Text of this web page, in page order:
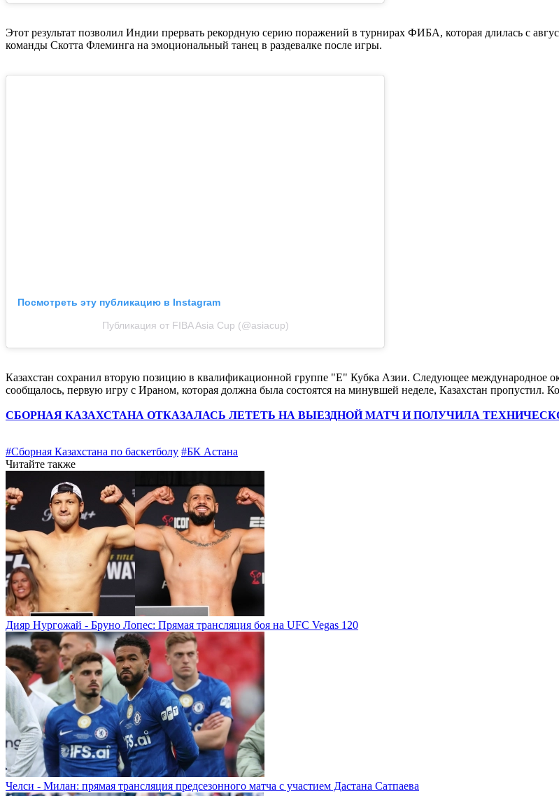
Этот результат позволил Индии прервать рекордную серию поражений в турнирах ФИБА, которая длилась с
команды Скотта Флеминга на эмоциональный танец в раздевалке после игры.
Посмотреть эту публикацию в Instagram
Публикация от FIBA Asia Cup (@asiacup)
Казахстан сохранил вторую позицию в квалификационной группе "Е" Кубка Азии. Следующее международное
сообщалось, первую игру с Ираном, которая должна была состоятся на минувшей неделе, Казахстан пропустил.
СБОРНАЯ КАЗАХСТАНА ОТКАЗАЛАСЬ ЛЕТЕТЬ НА ВЫЕЗДНОЙ МАТЧ И ПОЛУЧИЛА
#Сборная Казахстана по баскетболу #БК Астана
Читайте также
Дияр Нургожай - Бруно Лопес: Прямая трансляция боя на UFC Vegas 120
Челси - Милан: прямая трансляция предсезонного матча с участием Дастана Сатпаева